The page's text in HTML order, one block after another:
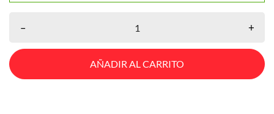
– +
AÑADIR AL CARRITO